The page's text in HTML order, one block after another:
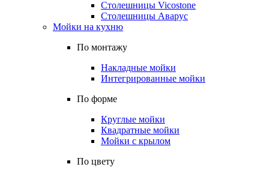
Столешницы Vicostone
Столешницы Аварус
Мойки на кухню
По монтажу
Накладные мойки
Интегрированные мойки
По форме
Круглые мойки
Квадратные мойки
Мойки с крылом
По цвету